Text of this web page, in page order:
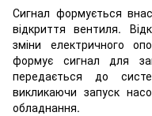
Сигнал формується
відкриття вентиля.
зміни електричного
формує сигнал для
передається до
викликаючи запуск
обладнання.